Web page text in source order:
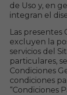
de Uso y, en
integran el
Las presentes
excluyen la
servicios del
particulares,
Condiciones
condiciones
“Condiciones